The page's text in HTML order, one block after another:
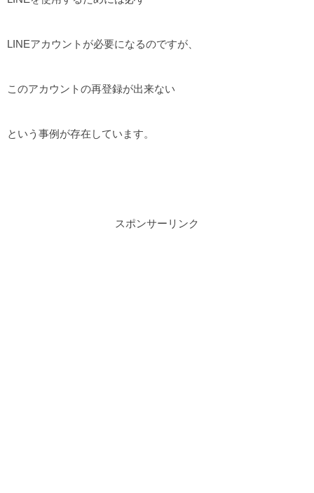
LINEアカウントが必要になるのですが、
このアカウントの再登録が出来ない
という事例が存在しています。
スポンサーリンク